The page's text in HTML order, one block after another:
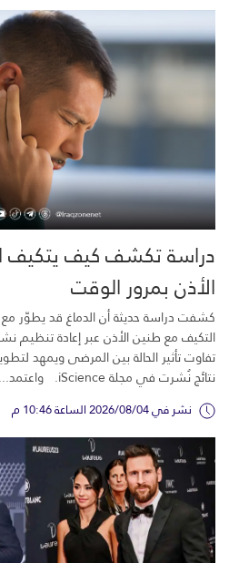
دراسة تكشف كيف يتكيف
الأذن بمرور الوقت
كشفت دراسة حديثة أن الدماغ قد يطوّر
التكيف مع طنين الأذن عبر إعادة تنظيم
تفاوت تأثير الحالة بين المرضى ويمهد
نتائج نُشرت في مجلة iScience. واعتمد...
نشر في 2026/08/04 الساعة 10:46 م